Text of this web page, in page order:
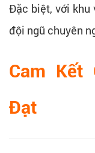
Đặc biệt, với khu
đội ngũ chuyên
Cam Kết
Đạt